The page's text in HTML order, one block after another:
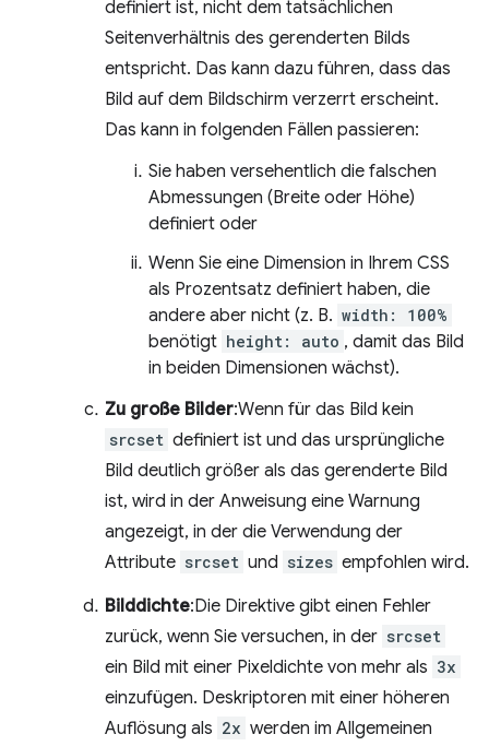
definiert ist, nicht dem tatsächlichen
Seitenverhältnis des gerenderten Bilds
entspricht. Das kann dazu führen, dass das
Bild auf dem Bildschirm verzerrt erscheint.
Das kann in folgenden Fällen passieren:
Sie haben versehentlich die falschen
Abmessungen (Breite oder Höhe)
definiert oder
Wenn Sie eine Dimension in Ihrem CSS
als Prozentsatz definiert haben, die
andere aber nicht (z. B. width: 100%
benötigt height: auto , damit das Bild
in beiden Dimensionen wächst).
Zu große Bilder:Wenn für das Bild kein
srcset definiert ist und das ursprüngliche
Bild deutlich größer als das gerenderte Bild
ist, wird in der Anweisung eine Warnung
angezeigt, in der die Verwendung der
Attribute srcset und sizes empfohlen wird.
Bilddichte:Die Direktive gibt einen Fehler
zurück, wenn Sie versuchen, in der srcset
ein Bild mit einer Pixeldichte von mehr als 3x
einzufügen. Deskriptoren mit einer höheren
Auflösung als 2x werden im Allgemeinen